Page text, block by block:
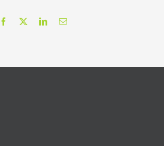
Facebook LinkedInCorreo